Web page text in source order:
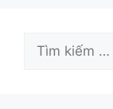
Tìm
kiếm